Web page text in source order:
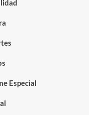
Especial